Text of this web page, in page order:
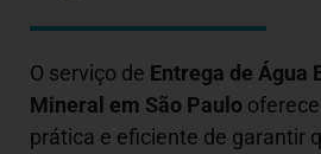
O serviço de Entrega de Água
Mineral em São Paulo
prática e eficiente de garantir